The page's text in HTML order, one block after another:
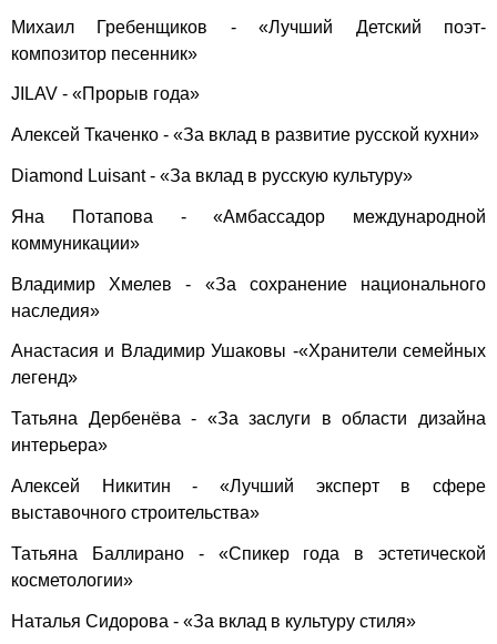
Михаил Гребенщиков - «Лучший Детский поэт-
композитор песенник»
JILAV - «Прорыв года»
Алексей Ткаченко - «За вклад в развитие русской кухни»
Diamond Luisant - «За вклад в русскую культуру»
Яна Потапова - «Амбассадор международной
коммуникации»
Владимир Хмелев - «За сохранение национального
наследия»
Анастасия и Владимир Ушаковы -«Хранители семейных
легенд»
Татьяна Дербенёва - «За заслуги в области дизайна
интерьера»
Алексей Никитин - «Лучший эксперт в сфере
выставочного строительства»
Татьяна Баллирано - «Спикер года в эстетической
косметологии»
Наталья Сидорова - «За вклад в культуру стиля»